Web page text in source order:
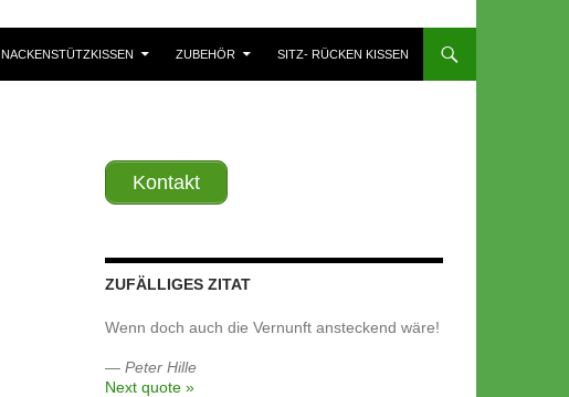
NACKENSTÜTZKISSEN ZUBEHÖR SITZ- RÜCKEN KISSEN
Kontakt
ZUFÄLLIGES ZITAT
Wenn doch auch die Vernunft ansteckend wäre!
— Peter Hille
Next quote »